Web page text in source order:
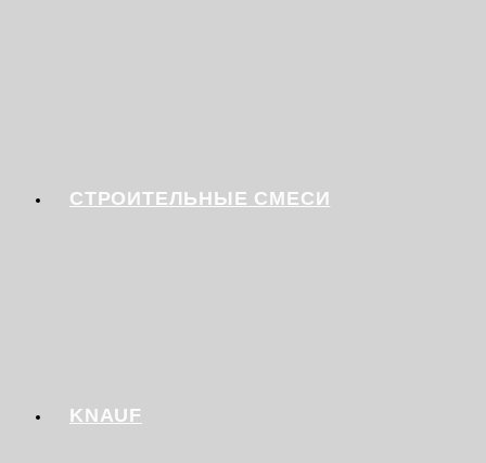
СТРОИТЕЛЬНЫЕ СМЕСИ
KNAUF